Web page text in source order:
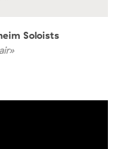
Soloists